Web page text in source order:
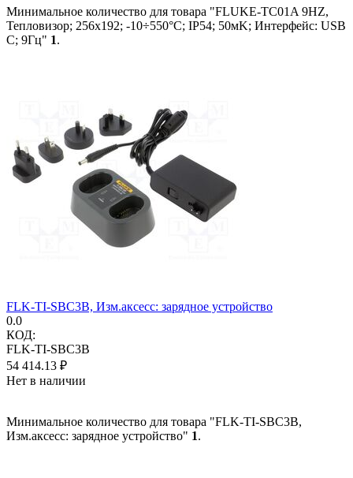
Минимальное количество для товара "FLUKE-TC01A 9HZ,
Тепловизор; 256x192; -10÷550°C; IP54; 50мK; Интерфейс: USB
C; 9Гц" 1.
FLK-TI-SBC3B, Изм.аксесс: зарядное устройство
0.0
КОД:
FLK-TI-SBC3B
54 414.13 ₽
Нет в наличии
Минимальное количество для товара "FLK-TI-SBC3B,
Изм.аксесс: зарядное устройство" 1.